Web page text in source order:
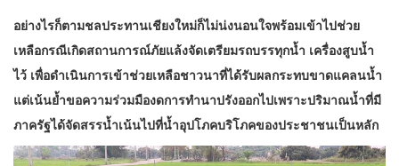
อย่างไรก็ตามชลประทานเชียงใหม่ก็ไม่น่งนอนใจพร้อมเข้าไปช่วย
เหลือกรณีเกิดสถานการณ์ภัยแล้งจัดเตรียมรถบรรทุกน้ำ เครื่องสูบน้ำ
ไว้ เพื่อดำเนินการเข้าช่วยเหลือชาวนาที่ได้รับผลกระทบขาดแคลนน้ำ
แต่เน้นย้ำขอความร่วมมืองดการทำนาปรังออกไปเพราะปริมาณน้ำที่มี
ภาครัฐได้จัดสรรน้ำเน้นไปที่น้ำอุปโภคบริโภคของประชาชนเป็นหลัก